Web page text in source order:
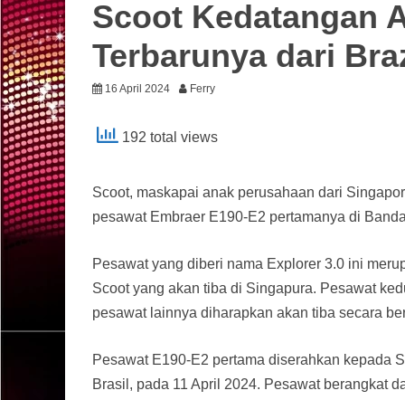
Scoot Kedatangan
Terbarunya dari
16 April 2024 Ferry
192 total views
Scoot, maskapai anak perusahaan dari
pesawat Embraer E190-E2 pertamanya di
Pesawat yang diberi nama Explorer 3.0 ini
Scoot yang akan tiba di Singapura. Pesawat
pesawat lainnya diharapkan akan tiba secara
Pesawat E190-E2 pertama diserahkan kepada
Brasil, pada 11 April 2024. Pesawat berangkat